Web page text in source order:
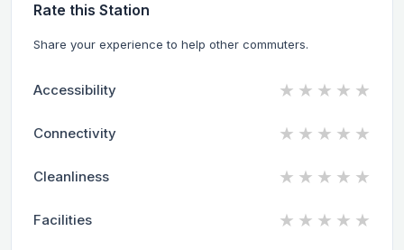
Rate this Station
Share your experience to help other commuters.
Accessibility ★ ★ ★ ★ ★
Connectivity ★ ★ ★ ★ ★
Cleanliness ★ ★ ★ ★ ★
Facilities ★ ★ ★ ★ ★